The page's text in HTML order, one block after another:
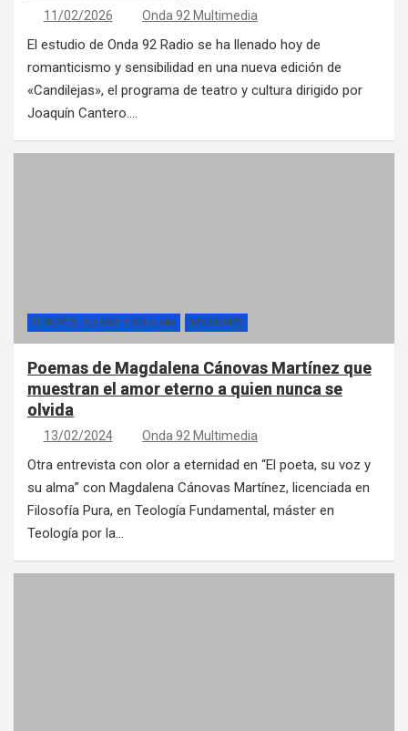
11/02/2026 Onda 92 Multimedia
El estudio de Onda 92 Radio se ha llenado hoy de
romanticismo y sensibilidad en una nueva edición de
«Candilejas», el programa de teatro y cultura dirigido por
Joaquín Cantero.…
EL POETA, SU VOZ Y SU ALMA SECCIONES
Poemas de Magdalena Cánovas Martínez que
muestran el amor eterno a quien nunca se
olvida
13/02/2024 Onda 92 Multimedia
Otra entrevista con olor a eternidad en “El poeta, su voz y
su alma” con Magdalena Cánovas Martínez, licenciada en
Filosofía Pura, en Teología Fundamental, máster en
Teología por la…